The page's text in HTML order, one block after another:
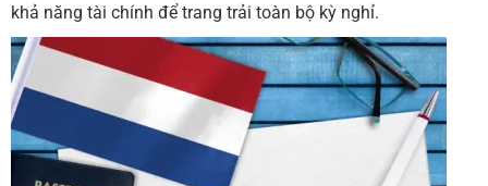
khả năng tài chính để trang trải toàn bộ kỳ nghỉ.